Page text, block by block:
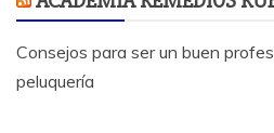
Consejos para ser un buen
peluquería